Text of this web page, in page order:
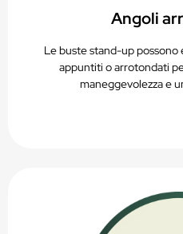
Angoli
Le buste stand-up possono
appuntiti o arrotondati
maneggevolezza e